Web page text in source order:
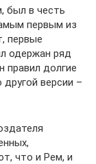
был в честь
первым из
первые
одержан ряд
долгие
версии –
что и Рем, и